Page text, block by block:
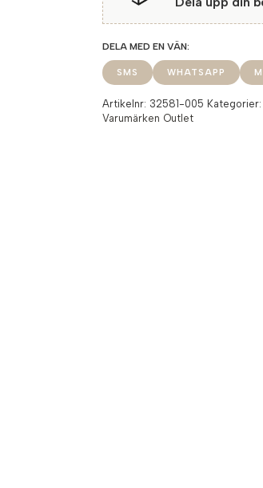
SMS WHATSAPP
Artikelnr: 32581-005
Varumärken Outlet